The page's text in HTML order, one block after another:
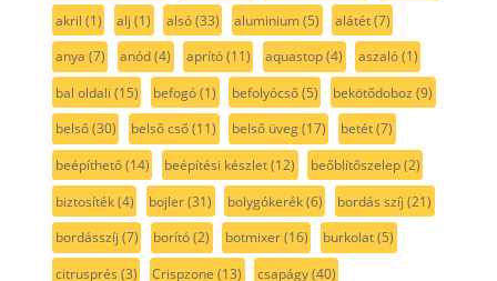
akril (1) alj (1) alsó(33) aluminium(5) alátét(7)
anya (7) anód(4) aprító(11) aquastop(4) aszaló(1)
bal oldali (15) befogó(1) befolyócső(5) bekötődoboz (9)
belső(30) belső cső(11) belső üveg(17) betét(7)
beépíthető(14) beépítési készlet(12) beőblítőszelep(2)
biztosíték(4) bojler(31) bolygókerék(6) bordás szíj (21)
bordásszíj (7) borító(2) botmixer(16) burkolat(5)
citrusprés (3) Crispzone (13) csapágy(40)